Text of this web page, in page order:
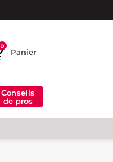
0
Panier
Conseils
de pros